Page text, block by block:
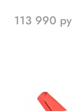
113 990